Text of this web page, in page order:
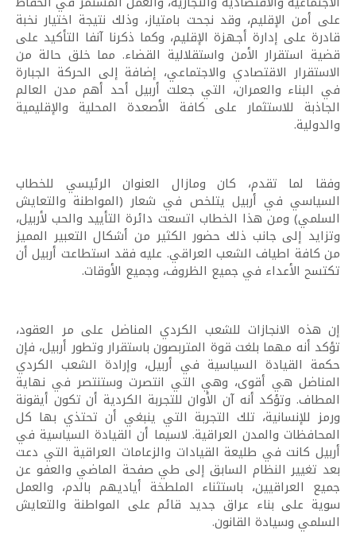
على أمن الإقليم، وقد نجحت بامتياز، وذلك نتيجة اختيار نخبة
قادرة على إدارة أجهزة الإقليم، وكما ذكرنا آنفا التأكيد على
قضية استقرار الأمن واستقلالية القضاء. مما خلق حالة من
الاستقرار الاقتصادي والاجتماعي، إضافة إلى الحركة الجبارة
في البناء والعمران، التي جعلت أربيل أحد أهم مدن العالم
الجاذبة للاستثمار على كافة الأصعدة المحلية والإقليمية
والدولية.
وفقا لما تقدم، كان ومازال العنوان الرئيسي للخطاب
السياسي في أربيل يتلخص في شعار (المواطنة والتعايش
السلمي) ومن هذا الخطاب اتسعت دائرة التأييد والحب لأربيل،
وتزايد إلى جانب ذلك حضور الكثير من أشكال التعبير المميز
من كافة اطياف الشعب العراقي. عليه فقد استطاعت أربيل أن
تكتسح الأعداء في جميع الظروف، وجميع الأوقات.
إن هذه الانجازات للشعب الكردي المناضل على مر العقود،
تؤكد أنه مهما بلغت قوة المتربصون باستقرار وتطور أربيل، فإن
حكمة القيادة السياسية في أربيل، وإرادة الشعب الكردي
المناضل هي أقوى، وهي التي انتصرت وستنتصر في نهاية
المطاف. وتؤكد أنه آن الأوان للتجربة الكردية أن تكون أيقونة
ورمز للإنسانية، تلك التجربة التي ينبغي أن تحتذي بها كل
المحافظات والمدن العراقية. لاسيما أن القيادة السياسية في
أربيل كانت في طليعة القيادات والزعامات العراقية التي دعت
بعد تغيير النظام السابق إلى طي صفحة الماضي والعفو عن
جميع العراقيين، باستثناء الملطخة أياديهم بالدم، والعمل
سوية على بناء عراق جديد قائم على المواطنة والتعايش
السلمي وسيادة القانون.